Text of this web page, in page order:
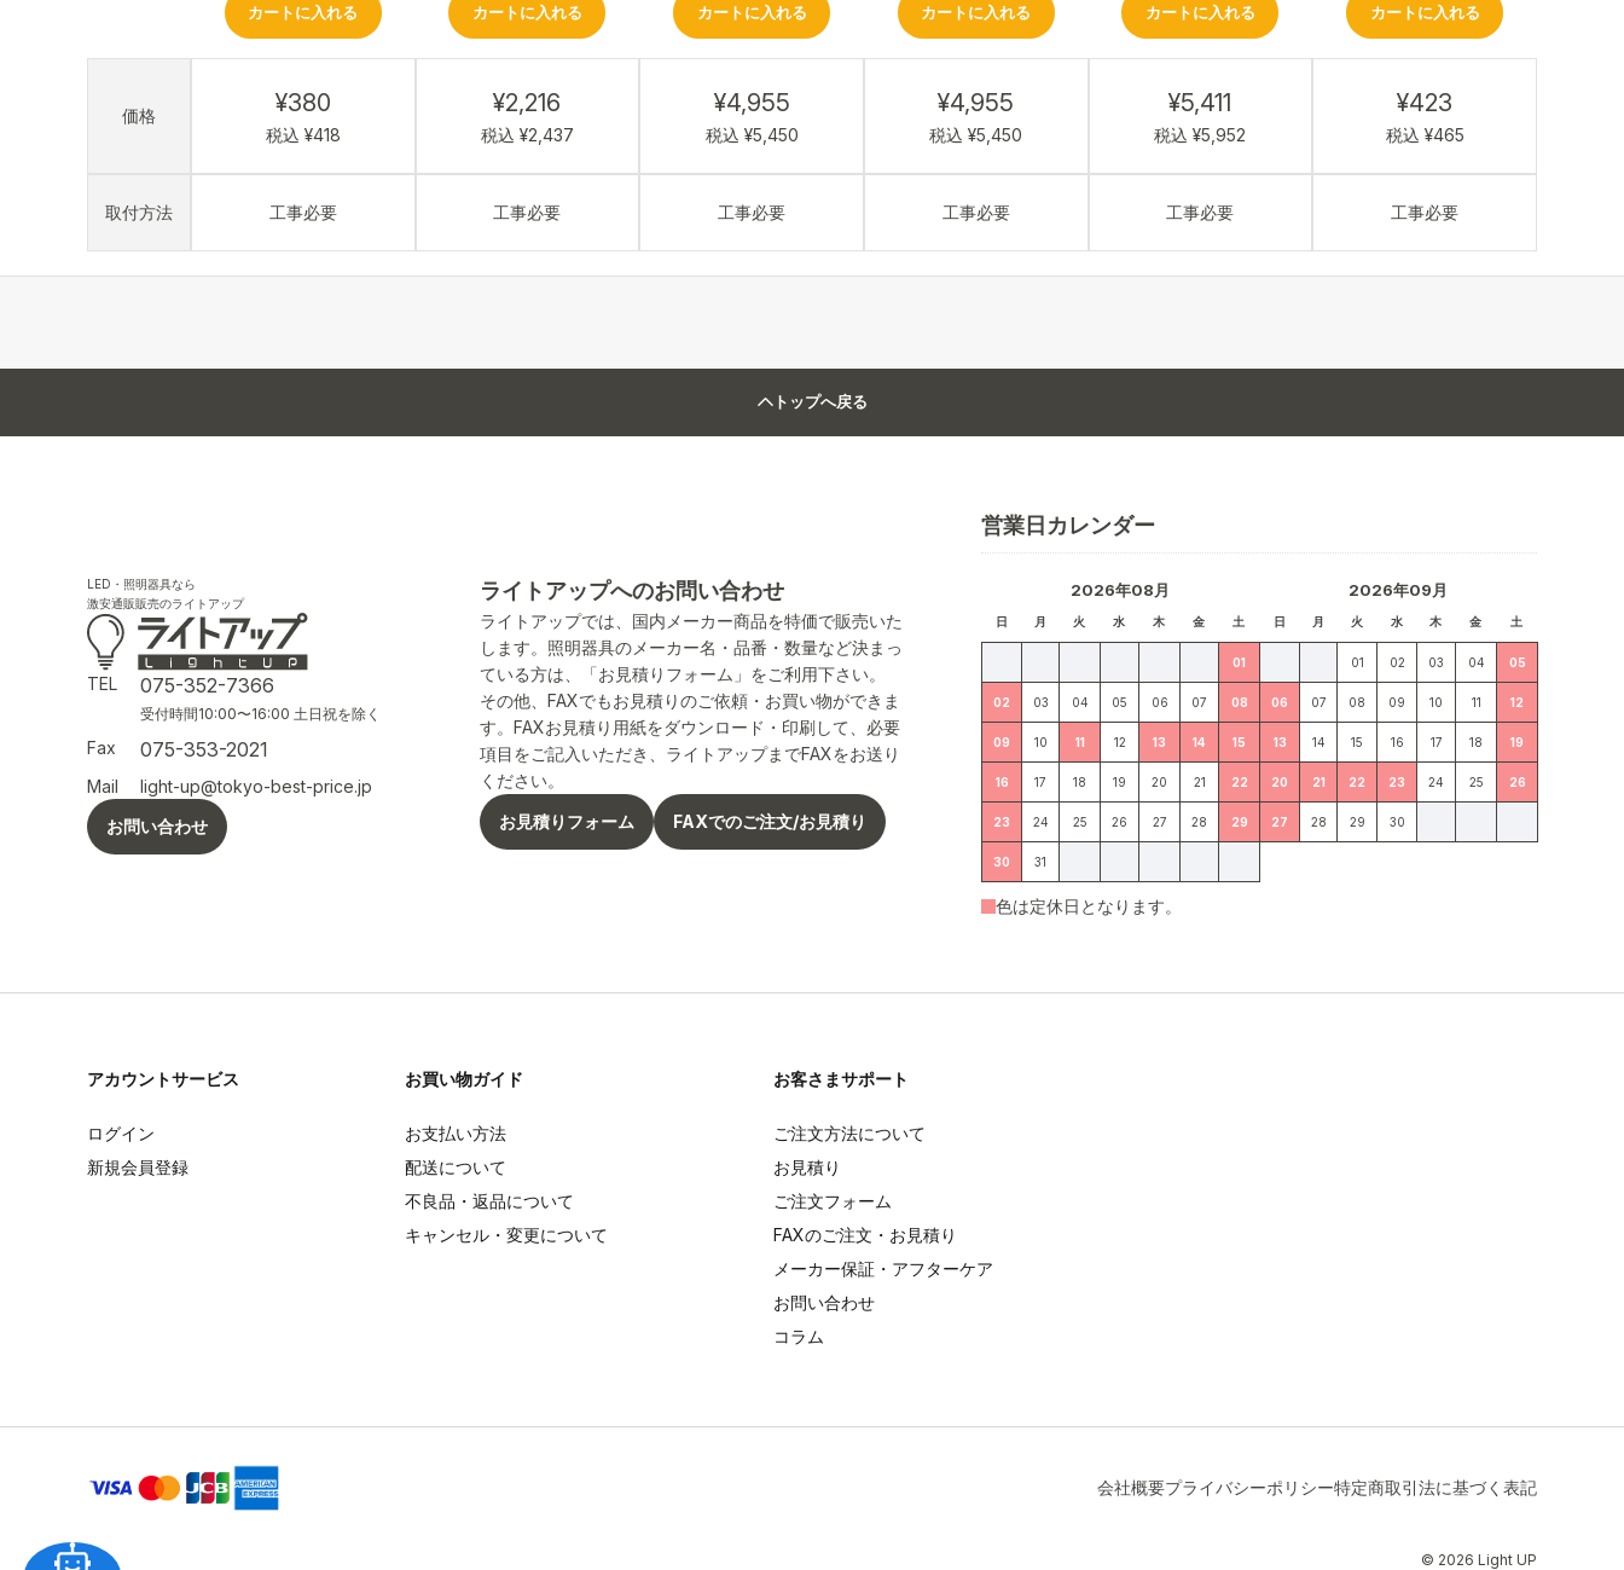
価格
取付方法
カートに入れる
¥380
税込 ¥418
工事必要
カートに入れる
¥2,216
税込 ¥2,437
工事必要
カートに入れる
¥4,955
税込 ¥5,450
工事必要
カートに入れる
¥4,955
税込 ¥5,450
工事必要
カートに入れる
¥5,411
税込 ¥5,952
工事必要
カートに入れる
¥423
税込 ¥465
工事必要
トップへ戻る
LED・照明器具なら
激安通販販売のライトアップ
TEL 075-352-7366
受付時間10:00〜16:00 土日祝を除く
Fax 075-353-2021
Mail
light-up@tokyo-best-price.jp
お問い合わせ
ライトアップへのお問い合わせ
ライトアップでは、国内メーカー商品を特価で販売いた
します。照明器具のメーカー名・品番・数量など決まっ
ている方は、「お見積りフォーム」をご利用下さい。
その他、FAXでもお見積りのご依頼・お買い物ができま
す。FAXお見積り用紙をダウンロード・印刷して、必要
項目をご記入いただき、ライトアップまでFAXをお送り
ください。
お見積りフォーム
FAXでのご注文/お見積り
営業日カレンダー
2026年08月
日 月 火 水 木 金 土
01
02 03 04 05 06 07 08
09 10 11 12 13 14 15
16 17 18 19 20 21 22
23 24 25 26 27 28 29
30 31
2026年09月
日 月 火 水 木 金 土
01 02 03 04 05
06 07 08 09 10 11 12
13 14 15 16 17 18 19
20 21 22 23 24 25 26
27 28 29 30
色は定休日となります。
アカウントサービス
ログイン
新規会員登録
お買い物ガイド
お支払い方法
配送について
不良品・返品について
キャンセル・変更について
お客さまサポート
ご注文方法について
お見積り
ご注文フォーム
FAXのご注文・お見積り
メーカー保証・アフターケア
お問い合わせ
コラム
会社概要プライバシーポリシー特定商取引法に基づく表記
© 2026 Light UP